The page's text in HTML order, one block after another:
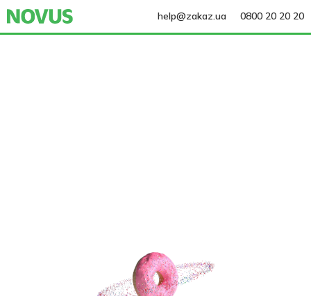
help@zakaz.ua 0800 20 20 20